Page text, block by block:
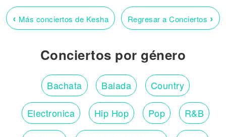
‹ Más conciertos de Kesha Regresar a Conciertos ›
Conciertos por género
Bachata Balada Country
Electronica Hip Hop Pop R&B